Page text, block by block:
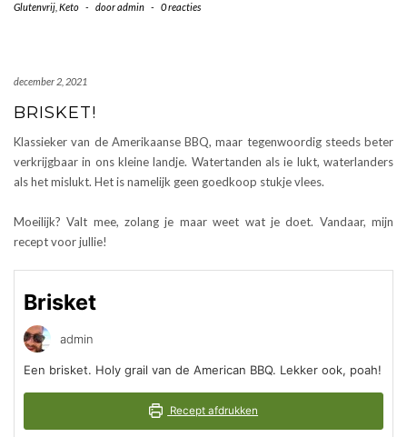
Glutenvrij Keto - dooradmin - 0 reacties
december 2, 2021
BRISKET!
Klassieker van de Amerikaanse BBQ, maar tegenwoordig steeds beter
verkrijgbaar in ons kleine landje. Watertanden als ie lukt, waterlanders
als het mislukt. Het is namelijk geen goedkoop stukje vlees.
Moeilijk? Valt mee, zolang je maar weet wat je doet. Vandaar, mijn
recept voor jullie!
Brisket
admin
Een brisket. Holy grail van de American BBQ. Lekker ook, poah!
Recept afdrukken